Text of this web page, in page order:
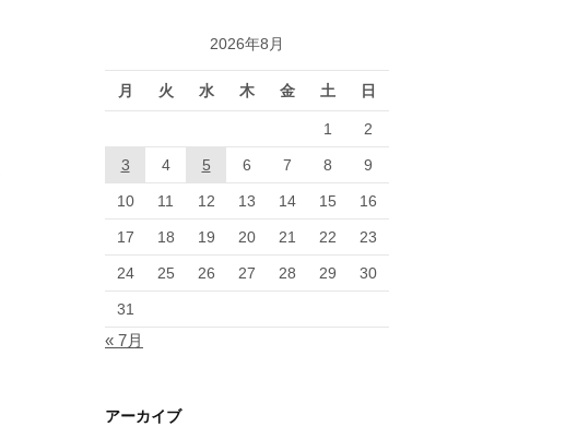
2026年8月
月 火 水 木 金 土 日
1 2
3 4 5 6 7 8 9
10 11 12 13 14 15 16
17 18 19 20 21 22 23
24 25 26 27 28 29 30
31
« 7月
アーカイブ